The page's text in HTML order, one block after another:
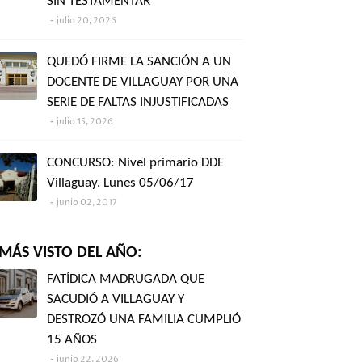
julio 20, 2026
QUEDÓ FIRME LA SANCIÓN A UN
DOCENTE DE VILLAGUAY POR UNA
SERIE DE FALTAS INJUSTIFICADAS
julio 15, 2026
CONCURSO: Nivel primario DDE
Villaguay. Lunes 05/06/17
junio 02, 2017
VISTO DEL AÑO:
FATÍDICA MADRUGADA QUE
SACUDIÓ A VILLAGUAY Y
DESTROZÓ UNA FAMILIA CUMPLIÓ
15 AÑOS
junio 22, 2026